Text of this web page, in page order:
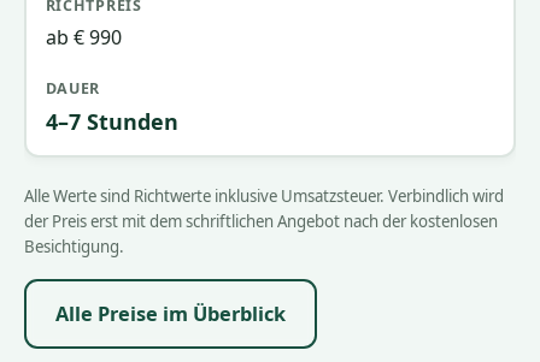
ab € 990
4–7 Stunden
Alle Werte sind Richtwerte inklusive Umsatzsteuer. Verbindlich wird
der Preis erst mit dem schriftlichen Angebot nach der kostenlosen
Besichtigung.
Alle Preise im Überblick